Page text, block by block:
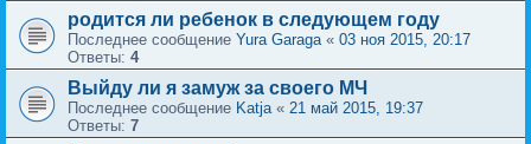
родится ли ребенок в следующем году
Последнее сообщение Yura Garaga« 03 ноя 2015, 20:17
Ответы: 4
Выйду ли я замуж за своего МЧ
Последнее сообщение Katja« 21 май 2015, 19:37
Ответы: 7